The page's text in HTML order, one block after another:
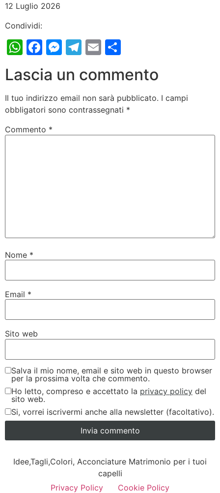
12 Luglio 2026
Condividi:
WhatsApp
Facebook
Messenger
Telegram
Email
Lascia un commento
Il tuo indirizzo email non sarà pubblicato. I campi
obbligatori sono contrassegnati *
Commento *
Nome *
Email *
Sito web
Salva il mio nome, email e sito web in questo browser
per la prossima volta che commento.
Ho letto, compreso e accettato la privacy policy del
sito web.
Si, vorrei iscrivermi anche alla newsletter (facoltativo).
Idee,Tagli,Colori, Acconciature Matrimonio per i tuoi
capelli
Privacy Policy
Cookie Policy